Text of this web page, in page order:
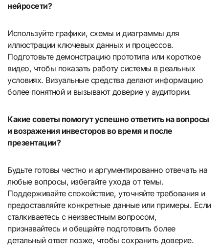
нейросети?
Используйте графики, схемы и диаграммы для
иллюстрации ключевых данных и процессов.
Подготовьте демонстрацию прототипа или короткое
видео, чтобы показать работу системы в реальных
условиях. Визуальные средства делают информацию
более понятной и вызывают доверие у аудитории.
Какие советы помогут успешно ответить на вопросы
и возражения инвесторов во время и после
презентации?
Будьте готовы честно и аргументированно отвечать на
любые вопросы, избегайте ухода от темы.
Поддерживайте спокойствие, уточняйте требования и
предоставляйте конкретные данные или примеры. Если
сталкиваетесь с неизвестным вопросом,
признавайтесь и обещайте подготовить более
детальный ответ позже, чтобы сохранить доверие.